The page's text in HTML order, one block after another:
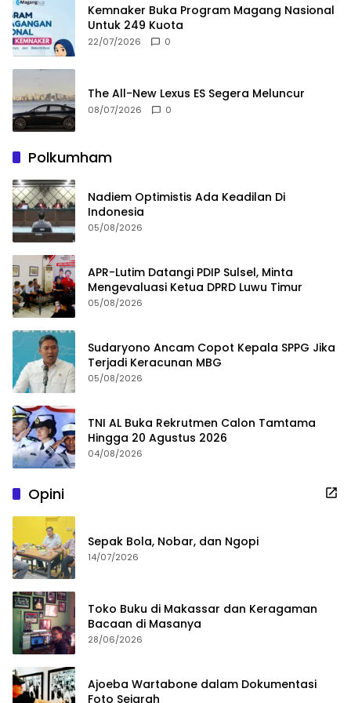
Kemnaker Buka Program Magang Nasional
Untuk 249 Kuota
22/07/2026 0
The All-New Lexus ES Segera Meluncur
08/07/2026 0
Polkumham
Nadiem Optimistis Ada Keadilan Di
Indonesia
05/08/2026
APR-Lutim Datangi PDIP Sulsel, Minta
Mengevaluasi Ketua DPRD Luwu Timur
05/08/2026
Sudaryono Ancam Copot Kepala SPPG Jika
Terjadi Keracunan MBG
05/08/2026
TNI AL Buka Rekrutmen Calon Tamtama
Hingga 20 Agustus 2026
04/08/2026
Opini
Sepak Bola, Nobar, dan Ngopi
14/07/2026
Toko Buku di Makassar dan Keragaman
Bacaan di Masanya
28/06/2026
Ajoeba Wartabone dalam Dokumentasi
Foto Sejarah